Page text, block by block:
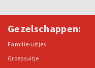
Gezelschappen:
Familie-uitjes
Groepsuitje